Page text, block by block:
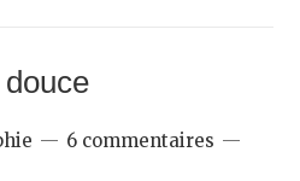
6 commentaires